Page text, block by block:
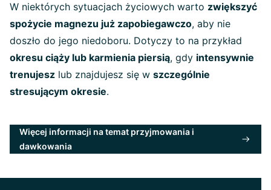
W niektórych sytuacjach życiowych warto zwiększyć
spożycie magnezu już zapobiegawczo, aby nie
doszło do jego niedoboru. Dotyczy to na przykład
okresu ciąży lub karmienia piersią, gdy intensywnie
trenujesz lub znajdujesz się w szczególnie
stresującym okresie.
Więcej informacji na temat przyjmowania i
dawkowania